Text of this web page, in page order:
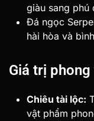
giàu sang phú
Đá ngọc
hài hòa và
Giá trị phong
Chiêu tài lộc:
vật phẩm